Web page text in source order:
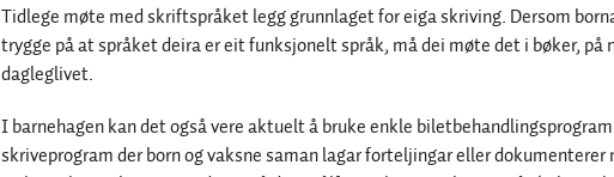
Tidlege møte med skriftspråket legg grunnlaget for eiga skriving. Dersom
trygge på at språket deira er eit funksjonelt språk, må dei møte det i bøker, på
dagleglivet.
I barnehagen kan det også vere aktuelt å bruke enkle
skriveprogram der born og vaksne saman lagar forteljingar eller dokumenterer